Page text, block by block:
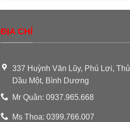
ĐỊA CHỈ
337 Huỳnh Văn Lũy, Phú Lợi, Thủ
Dầu Một, Bình Dương
Mr Quân: 0937.965.668
Ms Thoa: 0399.766.007